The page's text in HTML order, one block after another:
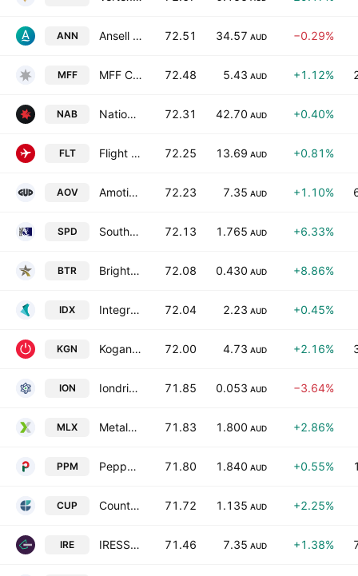
ANN Ansell Limited 72.51 34.57 AUD −0.29%
MFF MFF Capital Investments Ltd. 72.48 5.43 AUD +1.12%
NAB National Australia Bank Limited 72.31 42.70 AUD +0.40%
FLT Flight Centre Travel Group Limited 72.25 13.69 AUD +0.81%
AOV Amotiv Limited 72.23 7.35 AUD +1.10%
SPD Southern Palladium Ltd. 72.13 1.765 AUD +6.33%
BTR Brightstar Resources Limited 72.08 0.430 AUD +8.86%
IDX Integral Diagnostics Ltd 72.04 2.23 AUD +0.45%
KGN Kogan.com Ltd. 72.00 4.73 AUD +2.16%
ION Iondrive Limited 71.85 0.053 AUD −3.64%
MLX Metals X Limited 71.83 1.800 AUD +2.86%
PPM Pepper Money Ltd 71.80 1.840 AUD +0.55%
CUP Count Limited 71.72 1.135 AUD +2.25%
IRE IRESS Limited 71.46 7.35 AUD +1.38%